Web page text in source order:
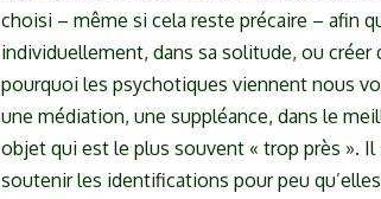
choisi – même si cela reste précaire – afin
individuellement, dans sa solitude, ou créer
pourquoi les psychotiques viennent nous
une médiation, une suppléance, dans le
objet qui est le plus souvent « trop près ». Il
soutenir les identifications pour peu